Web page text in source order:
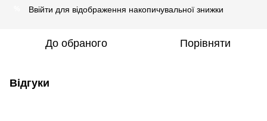
Ввійти для відображення накопичувальної знижки
До обраного Порівняти
Відгуки